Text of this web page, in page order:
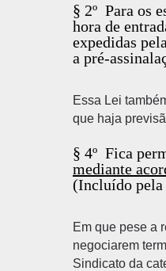
§ 2º Para os
hora de
expedidas
a pré-
Essa Lei
que haja
§ 4º Fica
mediante
(Incluído pela
Em que pese a
negociarem
Sindicato da